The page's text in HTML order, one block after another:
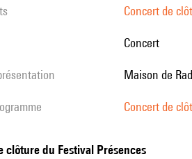
Concert de
Concert
Maison de
Concert de
clôture du Festival Présences